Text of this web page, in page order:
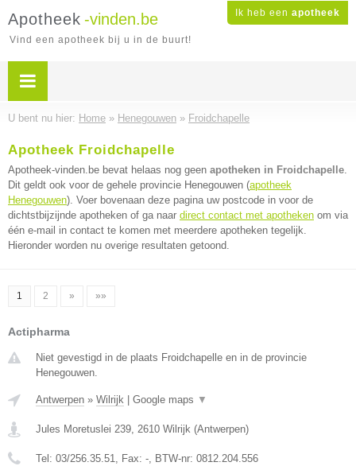
Ik heb een apotheek
Apotheek -vinden.be
Vind een apotheek bij u in de buurt!
U bent nu hier: Home » Henegouwen » Froidchapelle
Apotheek Froidchapelle
Apotheek-vinden.be bevat helaas nog geen apotheken in Froidchapelle.
Dit geldt ook voor de gehele provincie Henegouwen (apotheek
Henegouwen). Voer bovenaan deze pagina uw postcode in voor de
dichtstbijzijnde apotheken of ga naar direct contact met apotheken om via
één e-mail in contact te komen met meerdere apotheken tegelijk.
Hieronder worden nu overige resultaten getoond.
1 2 » »»
Actipharma
Niet gevestigd in de plaats Froidchapelle en in de provincie
Henegouwen.
Antwerpen » Wilrijk Google maps ▼
Jules Moretuslei 239, 2610 Wilrijk (Antwerpen)
Tel: 03/256.35.51, Fax: -, BTW-nr: 0812.204.556